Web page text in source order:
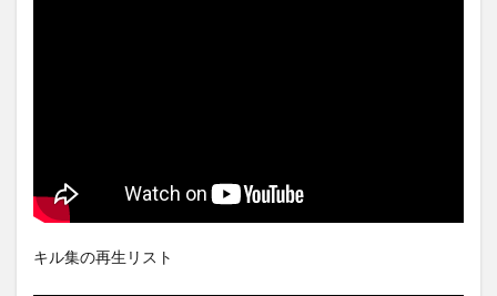
キル集の再生リスト